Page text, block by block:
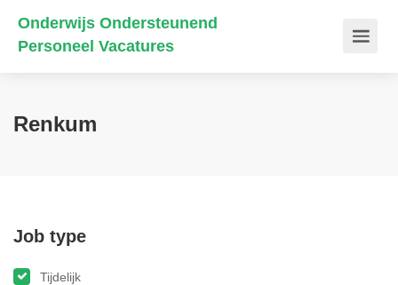
Onderwijs Ondersteunend
Personeel Vacatures
Renkum
Job type
Tijdelijk